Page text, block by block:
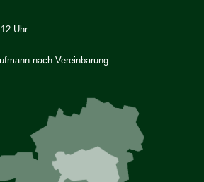
Uhr
nach Vereinbarung